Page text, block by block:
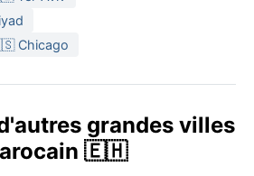
Chicago
grandes villes
🇪🇭